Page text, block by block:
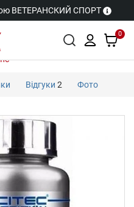
ВЕТЕРАНСКИЙ СПОРТ
0
Відгуки 2 Фото